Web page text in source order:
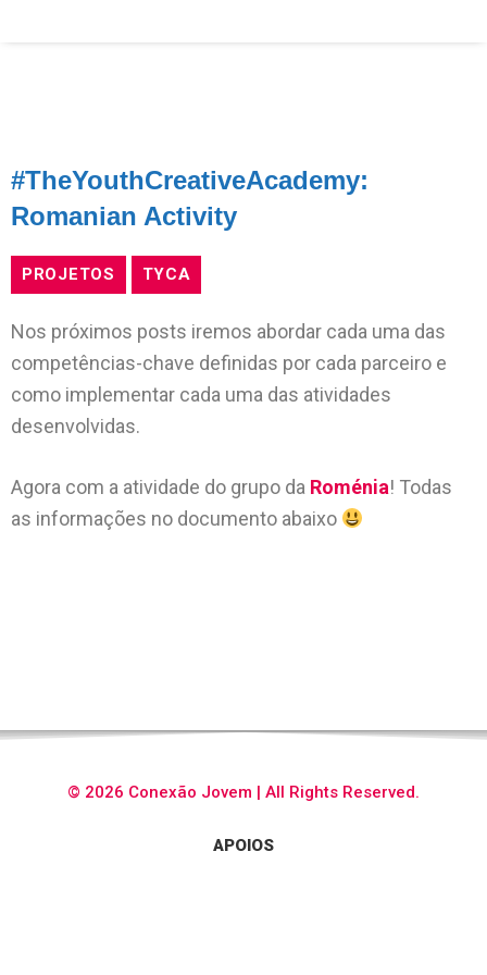
#TheYouthCreativeAcademy:
Romanian Activity
PROJETOS TYCA
Nos próximos posts iremos abordar cada uma das
competências-chave definidas por cada parceiro e
como implementar cada uma das atividades
desenvolvidas.
Agora com a atividade do grupo da Roménia! Todas
as informações no documento abaixo
© 2026 Conexão Jovem | All Rights Reserved.
APOIOS